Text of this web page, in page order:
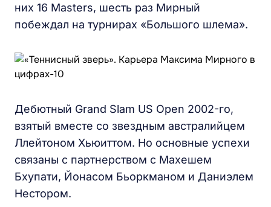
них 16 Masters, шесть раз Мирный
побеждал на турнирах «Большого шлема».
Дебютный Grand Slam US Open 2002-го,
взятый вместе со звездным австралийцем
Ллейтоном Хьюиттом. Но основные успехи
связаны с партнерством с Махешем
Бхупати, Йонасом Бьоркманом и Даниэлем
Нестором.